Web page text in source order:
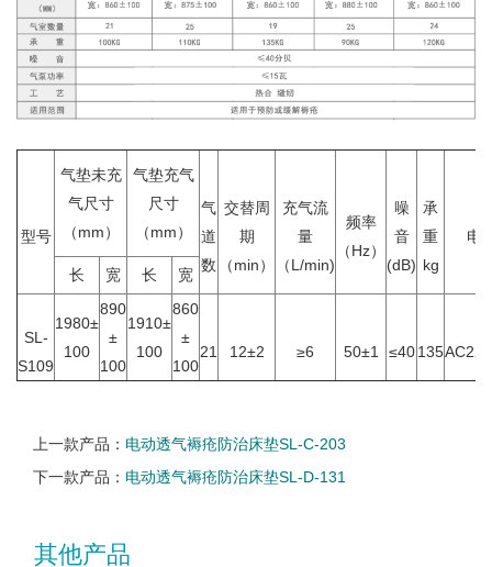
型号
气垫未充
气尺寸
（mm）
气垫充气
尺寸
（mm）
气
道
数
交替周
期
（min）
充气流
量
（L/min)
频率
（Hz）
噪
音
(dB)
承
重
kg
电
长 宽 长 宽
SL-
S109
1980±
100
890
±
100
1910±
100
860
±
100
21 12±2 ≥6 50±1 ≤40 135
上一款产品： 电动透气褥疮防治床垫SL-C-203
下一款产品： 电动透气褥疮防治床垫SL-D-131
其他产品